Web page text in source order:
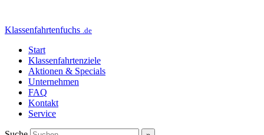
Klassenfahrtenfuchs .de
Start
Klassenfahrtenziele
Aktionen & Specials
Unternehmen
FAQ
Kontakt
Service